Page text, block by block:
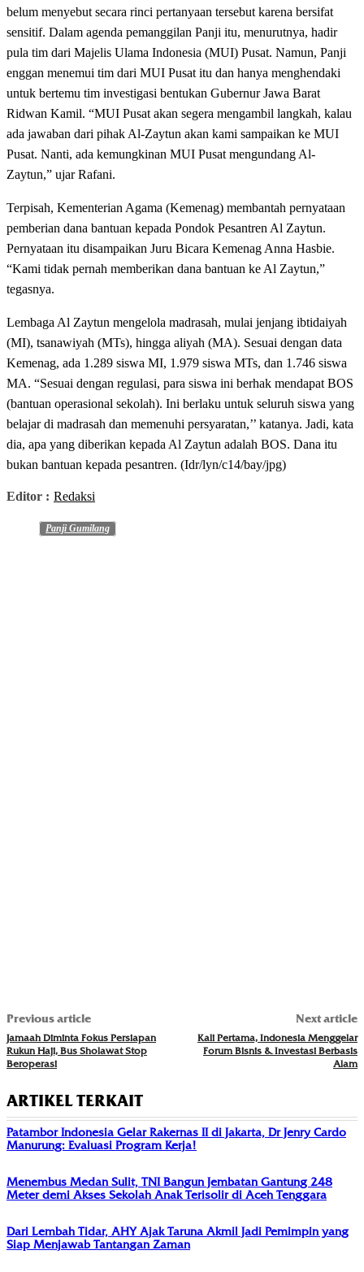
belum menyebut secara rinci pertanyaan tersebut karena bersifat
sensitif. Dalam agenda pemanggilan Panji itu, menurutnya, hadir
pula tim dari Majelis Ulama Indonesia (MUI) Pusat. Namun, Panji
enggan menemui tim dari MUI Pusat itu dan hanya menghendaki
untuk bertemu tim investigasi bentukan Gubernur Jawa Barat
Ridwan Kamil. “MUI Pusat akan segera mengambil langkah, kalau
ada jawaban dari pihak Al-Zaytun akan kami sampaikan ke MUI
Pusat. Nanti, ada kemungkinan MUI Pusat mengundang Al-
Zaytun,” ujar Rafani.
Terpisah, Kementerian Agama (Kemenag) membantah pernyataan
pemberian dana bantuan kepada Pondok Pesantren Al Zaytun.
Pernyataan itu disampaikan Juru Bicara Kemenag Anna Hasbie.
“Kami tidak pernah memberikan dana bantuan ke Al Zaytun,”
tegasnya.
Lembaga Al Zaytun mengelola madrasah, mulai jenjang ibtidaiyah
(MI), tsanawiyah (MTs), hingga aliyah (MA). Sesuai dengan data
Kemenag, ada 1.289 siswa MI, 1.979 siswa MTs, dan 1.746 siswa
MA. “Sesuai dengan regulasi, para siswa ini berhak mendapat BOS
(bantuan operasional sekolah). Ini berlaku untuk seluruh siswa yang
belajar di madrasah dan memenuhi persyaratan,’’ katanya. Jadi, kata
dia, apa yang diberikan kepada Al Zaytun adalah BOS. Dana itu
bukan bantuan kepada pesantren. (Idr/lyn/c14/bay/jpg)
Editor : Redaksi
Panji Gumilang
Previous article
Jamaah Diminta Fokus Persiapan
Rukun Haji, Bus Sholawat Stop
Beroperasi
Next article
Kali Pertama, Indonesia Menggelar
Forum Bisnis & Investasi Berbasis
Alam
ARTIKEL TERKAIT
Patambor Indonesia Gelar Rakernas II di Jakarta, Dr Jenry Cardo
Manurung: Evaluasi Program Kerja!
Menembus Medan Sulit, TNI Bangun Jembatan Gantung 248
Meter demi Akses Sekolah Anak Terisolir di Aceh Tenggara
Dari Lembah Tidar, AHY Ajak Taruna Akmil Jadi Pemimpin yang
Siap Menjawab Tantangan Zaman